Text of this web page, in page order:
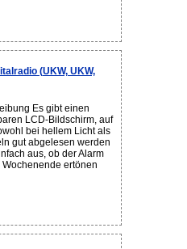
(UKW, UKW,
Es gibt einen
LCD-Bildschirm, auf
bei hellem Licht als
gut abgelesen werden
aus, ob der Alarm
ertönen